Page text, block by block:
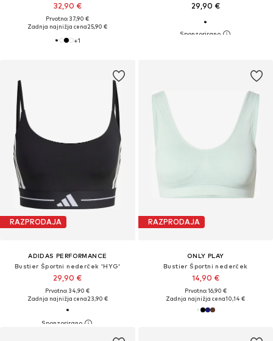
32,90 €
Prvotno: 37,90 €
Zadnja najnižja cena25,90 €
+1
29,90 €
RAZPRODAJA
ADIDAS PERFORMANCE
Bustier Športni nederček 'HYG'
29,90 €
Prvotno: 34,90 €
Zadnja najnižja cena23,90 €
RAZPRODAJA
ONLY PLAY
Bustier Športni nederček
14,90 €
Prvotno: 16,90 €
Zadnja najnižja cena10,14 €